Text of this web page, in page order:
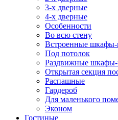
3-х дверные
4-х дверные
Особенности
Во всю стену
Встроенные шкафы-
Под потолок
Раздвижные шкафы-
Открытая секция
Распашные
Гардероб
Для маленького
Эконом
Гостиные